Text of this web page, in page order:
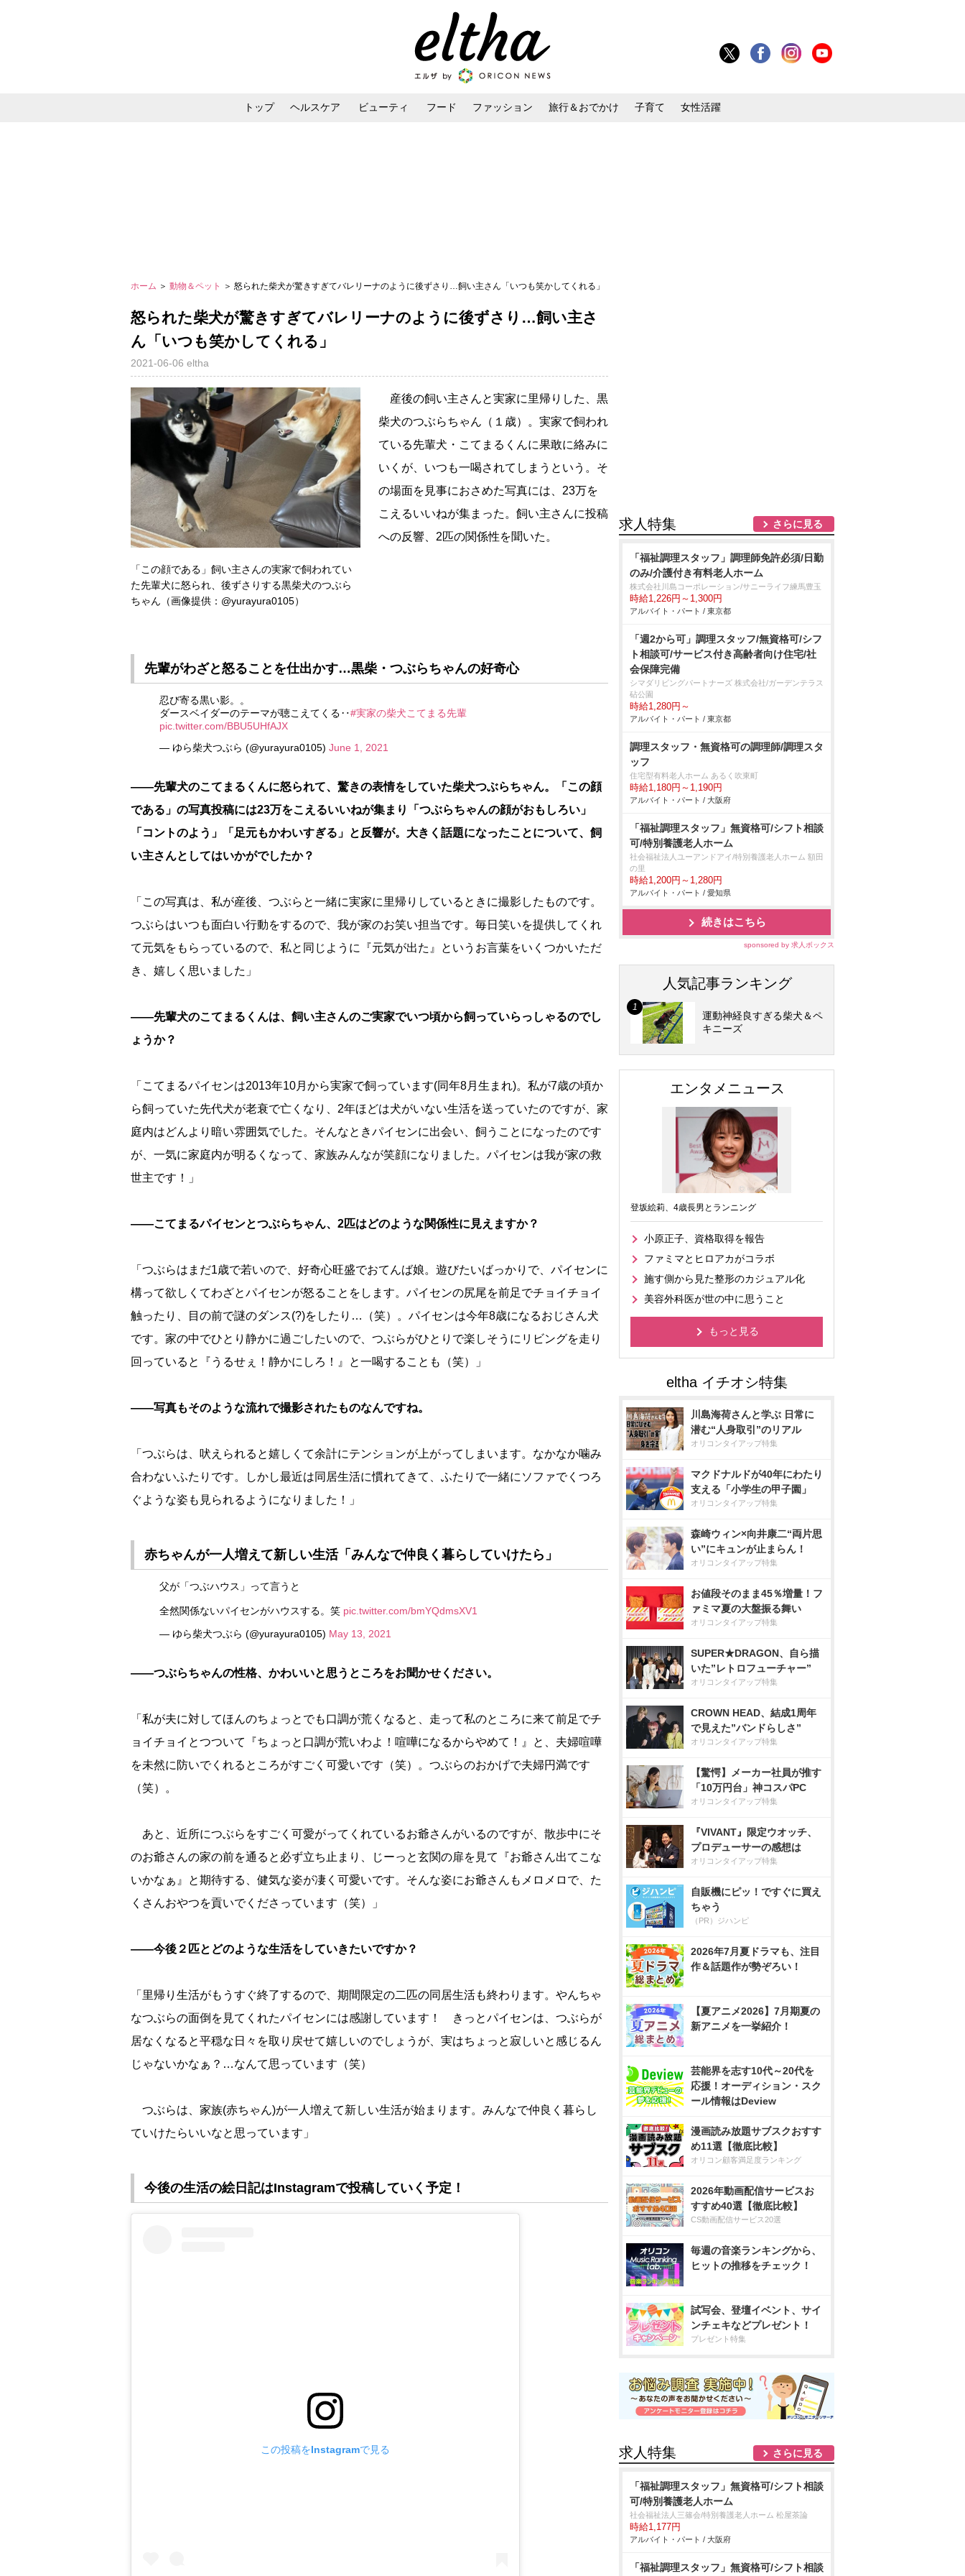
トップ ヘルスケア ビューティ フード ファッション 旅行＆おでかけ 子育て 女性活躍
ホーム ＞ 動物＆ペット ＞ 怒られた柴犬が驚きすぎてバレリーナのように後ずさり…飼い主さん「いつも笑かしてくれる」
怒られた柴犬が驚きすぎてバレリーナのように後ずさり…飼い主さ
ん「いつも笑かしてくれる」
2021-06-06 eltha
「この顔である」飼い主さんの実家で飼われてい
た先輩犬に怒られ、後ずさりする黒柴犬のつぶら
ちゃん（画像提供：@yurayura0105）
産後の飼い主さんと実家に里帰りした、黒
柴犬のつぶらちゃん（１歳）。実家で飼われ
ている先輩犬・こてまるくんに果敢に絡みに
いくが、いつも一喝されてしまうという。そ
の場面を見事におさめた写真には、23万を
こえるいいねが集まった。飼い主さんに投稿
への反響、2匹の関係性を聞いた。
先輩がわざと怒ることを仕出かす…黒柴・つぶらちゃんの好奇心
忍び寄る黒い影。。
ダースベイダーのテーマが聴こえてくる‥#実家の柴犬こてまる先輩
pic.twitter.com/BBU5UHfAJX
— ゆら柴犬つぶら (@yurayura0105) June 1, 2021
――先輩犬のこてまるくんに怒られて、驚きの表情をしていた柴犬つぶらちゃん。「この顔
である」の写真投稿には23万をこえるいいねが集まり「つぶらちゃんの顔がおもしろい」
「コントのよう」「足元もかわいすぎる」と反響が。大きく話題になったことについて、飼
い主さんとしてはいかがでしたか？
「この写真は、私が産後、つぶらと一緒に実家に里帰りしているときに撮影したものです。
つぶらはいつも面白い行動をするので、我が家のお笑い担当です。毎日笑いを提供してくれ
て元気をもらっているので、私と同じように『元気が出た』というお言葉をいくつかいただ
き、嬉しく思いました」
――先輩犬のこてまるくんは、飼い主さんのご実家でいつ頃から飼っていらっしゃるのでし
ょうか？
「こてまるパイセンは2013年10月から実家で飼っています(同年8月生まれ)。私が7歳の頃か
ら飼っていた先代犬が老衰で亡くなり、2年ほどは犬がいない生活を送っていたのですが、家
庭内はどんより暗い雰囲気でした。そんなときパイセンに出会い、飼うことになったのです
が、一気に家庭内が明るくなって、家族みんなが笑顔になりました。パイセンは我が家の救
世主です！」
――こてまるパイセンとつぶらちゃん、2匹はどのような関係性に見えますか？
「つぶらはまだ1歳で若いので、好奇心旺盛でおてんば娘。遊びたいばっかりで、パイセンに
構って欲しくてわざとパイセンが怒ることをします。パイセンの尻尾を前足でチョイチョイ
触ったり、目の前で謎のダンス(?)をしたり…（笑）。パイセンは今年8歳になるおじさん犬
です。家の中でひとり静かに過ごしたいので、つぶらがひとりで楽しそうにリビングを走り
回っていると『うるせぇ！静かにしろ！』と一喝することも（笑）」
――写真もそのような流れで撮影されたものなんですね。
「つぶらは、吠えられると嬉しくて余計にテンションが上がってしまいます。なかなか噛み
合わないふたりです。しかし最近は同居生活に慣れてきて、ふたりで一緒にソファでくつろ
ぐような姿も見られるようになりました！」
赤ちゃんが一人増えて新しい生活「みんなで仲良く暮らしていけたら」
父が「つぶハウス」って言うと
全然関係ないパイセンがハウスする。笑 pic.twitter.com/bmYQdmsXV1
— ゆら柴犬つぶら (@yurayura0105) May 13, 2021
――つぶらちゃんの性格、かわいいと思うところをお聞かせください。
「私が夫に対してほんのちょっとでも口調が荒くなると、走って私のところに来て前足でチ
ョイチョイとつついて『ちょっと口調が荒いわよ！喧嘩になるからやめて！』と、夫婦喧嘩
を未然に防いでくれるところがすごく可愛いです（笑）。つぶらのおかげで夫婦円満です
（笑）。
あと、近所につぶらをすごく可愛がってくれているお爺さんがいるのですが、散歩中にそ
のお爺さんの家の前を通ると必ず立ち止まり、じーっと玄関の扉を見て『お爺さん出てこな
いかなぁ』と期待する、健気な姿が凄く可愛いです。そんな姿にお爺さんもメロメロで、た
くさんおやつを貢いでくださっています（笑）」
――今後２匹とどのような生活をしていきたいですか？
「里帰り生活がもうすぐ終了するので、期間限定の二匹の同居生活も終わります。やんちゃ
なつぶらの面倒を見てくれたパイセンには感謝しています！ きっとパイセンは、つぶらが
居なくなると平穏な日々を取り戻せて嬉しいのでしょうが、実はちょっと寂しいと感じるん
じゃないかなぁ？…なんて思っています（笑）
つぶらは、家族(赤ちゃん)が一人増えて新しい生活が始まります。みんなで仲良く暮らし
ていけたらいいなと思っています」
今後の生活の絵日記はInstagramで投稿していく予定！
この投稿をInstagramで見る
求人特集 さらに見る
「福祉調理スタッフ」調理師免許必須/日勤
のみ/介護付き有料老人ホーム
株式会社川島コーポレーション/サニーライフ練馬豊玉
時給1,226円～1,300円
アルバイト・パート / 東京都
「週2から可」調理スタッフ/無資格可/シフ
ト相談可/サービス付き高齢者向け住宅/社
会保障完備
シマダリビングパートナーズ 株式会社/ガーデンテラス
砧公園
時給1,280円～
アルバイト・パート / 東京都
調理スタッフ・無資格可の調理師/調理スタ
ッフ
住宅型有料老人ホーム あるく吹東町
時給1,180円～1,190円
アルバイト・パート / 大阪府
「福祉調理スタッフ」無資格可/シフト相談
可/特別養護老人ホーム
社会福祉法人ユーアンドアイ/特別養護老人ホーム 額田
の里
時給1,200円～1,280円
アルバイト・パート / 愛知県
続きはこちら
sponsored by 求人ボックス
人気記事ランキング
運動神経良すぎる柴犬＆ペ
キニーズ
エンタメニュース
登坂絵莉、4歳長男とランニング
小原正子、資格取得を報告
ファミマとヒロアカがコラボ
施す側から見た整形のカジュアル化
美容外科医が世の中に思うこと
もっと見る
川島海荷さんと学ぶ 日常に
潜む“人身取引”のリアル
オリコンタイアップ特集
マクドナルドが40年にわたり
支える「小学生の甲子園」
オリコンタイアップ特集
森崎ウィン×向井康二“両片思
い”にキュンが止まらん！
オリコンタイアップ特集
お値段そのまま45％増量！フ
ァミマ夏の大盤振る舞い
オリコンタイアップ特集
SUPER★DRAGON、自ら描
いた”レトロフューチャー”
オリコンタイアップ特集
CROWN HEAD、結成1周年
で見えた”バンドらしさ”
オリコンタイアップ特集
【驚愕】メーカー社員が推す
「10万円台」神コスパPC
オリコンタイアップ特集
『VIVANT』限定ウオッチ、
プロデューサーの感想は
オリコンタイアップ特集
自販機にピッ！ですぐに買え
ちゃう
（PR）ジハンピ
2026年7月夏ドラマも、注目
作＆話題作が勢ぞろい！
【夏アニメ2026】7月期夏の
新アニメを一挙紹介！
芸能界を志す10代～20代を
応援！オーディション・スク
ール情報はDeview
漫画読み放題サブスクおすす
め11選【徹底比較】
オリコン顧客満足度ランキング
2026年動画配信サービスお
すすめ40選【徹底比較】
CS動画配信サービス20選
毎週の音楽ランキングから、
ヒットの推移をチェック！
試写会、登壇イベント、サイ
ンチェキなどプレゼント！
プレゼント特集
求人特集 さらに見る
「福祉調理スタッフ」無資格可/シフト相談
可/特別養護老人ホーム
社会福祉法人三篠会/特別養護老人ホーム 松屋茶論
時給1,177円
アルバイト・パート / 大阪府
「福祉調理スタッフ」無資格可/シフト相談